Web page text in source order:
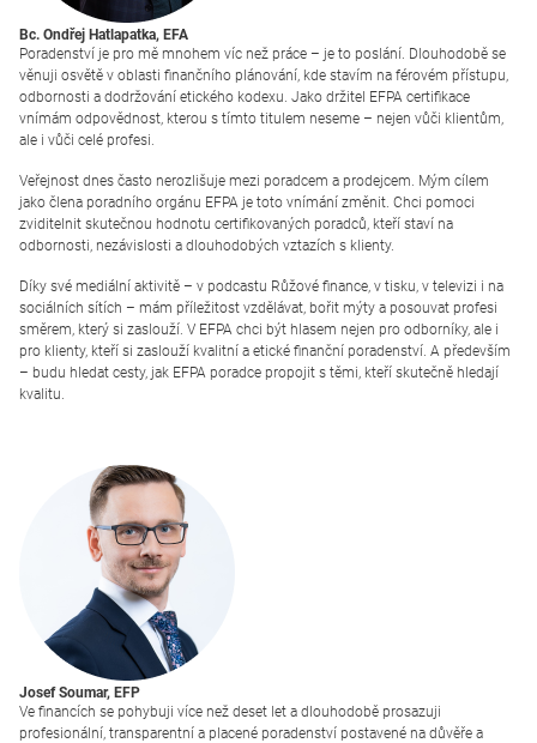
Bc. Ondřej Hatlapatka, EFA
Poradenství je pro mě mnohem víc než práce – je to poslání. Dlouhodobě se
věnuji osvětě v oblasti finančního plánování, kde stavím na férovém přístupu,
odbornosti a dodržování etického kodexu. Jako držitel EFPA certifikace
vnímám odpovědnost, kterou s tímto titulem neseme – nejen vůči klientům,
ale i vůči celé profesi.
Veřejnost dnes často nerozlišuje mezi poradcem a prodejcem. Mým cílem
jako člena poradního orgánu EFPA je toto vnímání změnit. Chci pomoci
zviditelnit skutečnou hodnotu certifikovaných poradců, kteří staví na
odbornosti, nezávislosti a dlouhodobých vztazích s klienty.
Díky své mediální aktivitě – v podcastu Růžové finance, v tisku, v televizi i na
sociálních sítích – mám příležitost vzdělávat, bořit mýty a posouvat profesi
směrem, který si zaslouží. V EFPA chci být hlasem nejen pro odborníky, ale i
pro klienty, kteří si zaslouží kvalitní a etické finanční poradenství. A především
– budu hledat cesty, jak EFPA poradce propojit s těmi, kteří skutečně hledají
kvalitu.
Josef Soumar, EFP
Ve financích se pohybuji více než deset let a dlouhodobě prosazuji
profesionální, transparentní a placené poradenství postavené na důvěře a